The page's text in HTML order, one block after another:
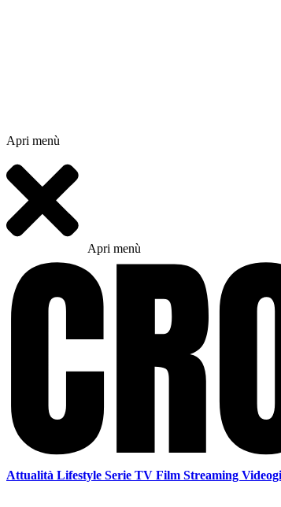
Apri menù
Apri menù
Attualità Lifestyle Serie TV Film Streaming